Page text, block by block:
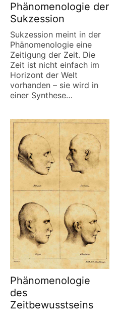
Phänomenologie der
Sukzession
Sukzession meint in der
Phänomenologie eine
Zeitigung der Zeit. Die
Zeit ist nicht einfach im
Horizont der Welt
vorhanden – sie wird in
einer Synthese…
Phänomenologie
des
Zeitbewusstseins